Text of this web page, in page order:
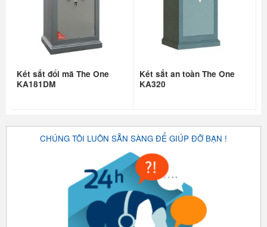
Két sắt đổi mã The One
KA181DM
Két sắt an toàn The One
KA320
CHÚNG TÔI LUÔN SẴN SÀNG ĐỂ GIÚP ĐỠ BẠN !